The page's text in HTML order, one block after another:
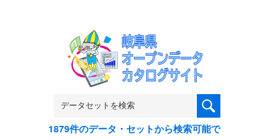
1879件のデータ・セットから検索可能で